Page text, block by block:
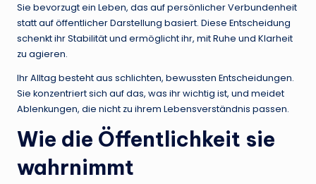
Sie bevorzugt ein Leben, das auf persönlicher Verbundenheit
statt auf öffentlicher Darstellung basiert. Diese Entscheidung
schenkt ihr Stabilität und ermöglicht ihr, mit Ruhe und Klarheit
zu agieren.
Ihr Alltag besteht aus schlichten, bewussten Entscheidungen.
Sie konzentriert sich auf das, was ihr wichtig ist, und meidet
Ablenkungen, die nicht zu ihrem Lebensverständnis passen.
Wie die Öffentlichkeit sie
wahrnimmt